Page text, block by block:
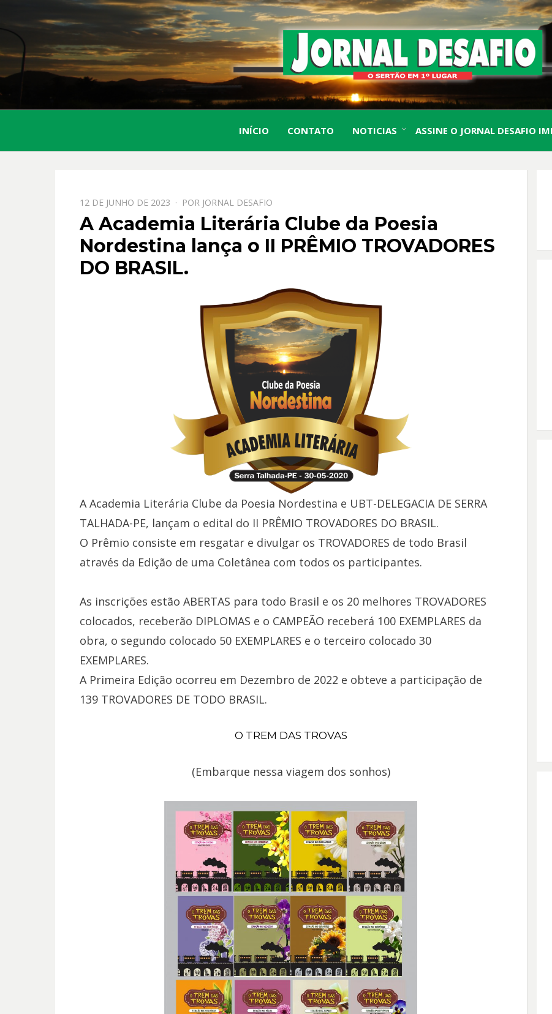
O Sertão em 1º Lugar
INÍCIO CONTATO NOTICIAS ASSINE O JORNAL DESAFIO
PPOSTADO
EM
12 DE JUNHO DE 2023 POR JORNAL DESAFIO
A Academia Literária Clube da Poesia
Nordestina lança o II PRÊMIO TROVADORES
DO BRASIL.
A Academia Literária Clube da Poesia Nordestina e UBT-DELEGACIA DE SERRA
TALHADA-PE, lançam o edital do II PRÊMIO TROVADORES DO BRASIL.
O Prêmio consiste em resgatar e divulgar os TROVADORES de todo Brasil
através da Edição de uma Coletânea com todos os participantes.
As inscrições estão ABERTAS para todo Brasil e os 20 melhores TROVADORES
colocados, receberão DIPLOMAS e o CAMPEÃO receberá 100 EXEMPLARES da
obra, o segundo colocado 50 EXEMPLARES e o terceiro colocado 30
EXEMPLARES.
A Primeira Edição ocorreu em Dezembro de 2022 e obteve a participação de
139 TROVADORES DE TODO BRASIL.
O TREM DAS TROVAS
(Embarque nessa viagem dos sonhos)